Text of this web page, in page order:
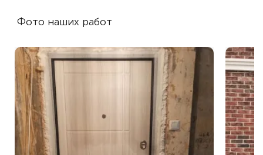
Фото наших работ